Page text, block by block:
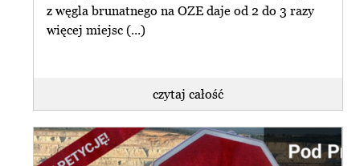
Termin orzeczenia NSA ws. Turowa
przesunięty
przeglądaj archiwum
subskrybuj newsletter
z węgla brunatnego na OZE daje od 2 do 3 razy
więcej miejsc (...)
czytaj całość